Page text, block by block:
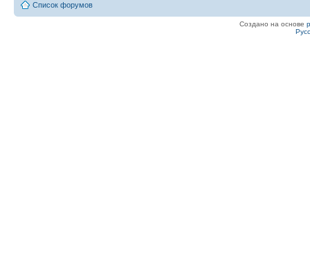
Список форумов
Создано на основе